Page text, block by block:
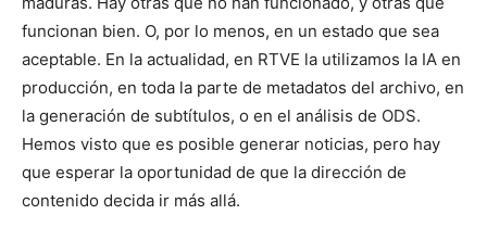
funcionan bien. O, por lo menos, en un estado que sea
aceptable. En la actualidad, en RTVE la utilizamos la IA en
producción, en toda la parte de metadatos del archivo, en
la generación de subtítulos, o en el análisis de ODS.
Hemos visto que es posible generar noticias, pero hay
que esperar la oportunidad de que la dirección de
contenido decida ir más allá.